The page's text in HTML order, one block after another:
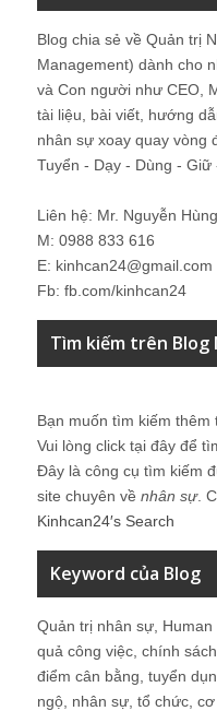
Blog chia sẻ về Quản trị
Management) dành cho
và Con người như CEO,
tài liệu, bài viết, hướng
nhân sự xoay quay vòng
Tuyển - Dạy - Dùng - Giữ
Liên hệ: Mr. Nguyễn
M: 0988 833 616
E: kinhcan24@gmail.com
Fb: fb.com/kinhcan24
Tìm kiếm trên Blog
Bạn muốn tìm kiếm thêm
Vui lòng click tại đây để
Đây là công cụ tìm kiếm
site chuyên về nhân sự.
Kinhcan24′s Search
Keyword của Blog
Quản trị nhân sự,
quả công việc, chính
điểm cân bằng, tuyển
ngộ, nhân sự, tổ chức,